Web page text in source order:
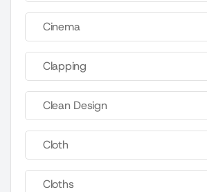
Cinema
Clapping
Clean Design
Cloth
Cloths